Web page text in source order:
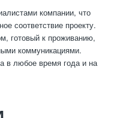
компании, что
соответствие проекту.
готовый к проживанию,
коммуникациями.
в любое время года и на